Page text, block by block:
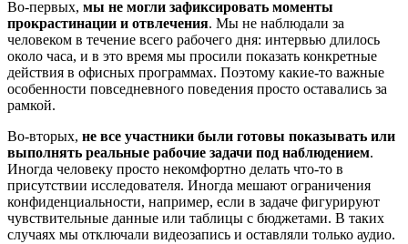
Во-первых, мы не могли зафиксировать моменты
прокрастинации и отвлечения. Мы не наблюдали за
человеком в течение всего рабочего дня: интервью длилось
около часа, и в это время мы просили показать конкретные
действия в офисных программах. Поэтому какие-то важные
особенности повседневного поведения просто оставались за
рамкой.
Во-вторых, не все участники были готовы показывать или
выполнять реальные рабочие задачи под наблюдением.
Иногда человеку просто некомфортно делать что-то в
присутствии исследователя. Иногда мешают ограничения
конфиденциальности, например, если в задаче фигурируют
чувствительные данные или таблицы с бюджетами. В таких
случаях мы отключали видеозапись и оставляли только аудио.